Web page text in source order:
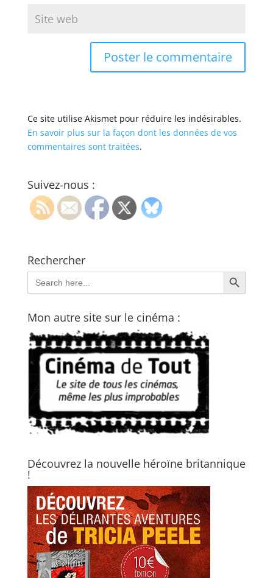
Ce site utilise Akismet pour réduire les indésirables.
En savoir plus sur la façon dont les données de vos
commentaires sont traitées.
Suivez-nous :
Rechercher
Search
for:
Search Button
Mon autre site sur le cinéma :
Découvrez la nouvelle héroïne britannique
!